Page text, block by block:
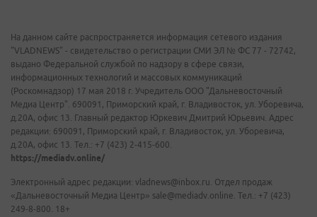
На данном сайте распространяется информация сетевого издания
"VLADNEWS" - свидетельство о регистрации СМИ ЭЛ № ФС 77 - 72742,
выдано Федеральной службой по надзору в сфере связи,
информационных технологий и массовых коммуникаций
(Роскомнадзор) 17 мая 2018 г. Учредитель ООО "Дальневосточный
Медиа Центр". 690091, Приморский край, г. Владивосток, ул. Уборевича,
д.20А, офис 13. Главный редактор Юркевич Дмитрий Юрьевич. Адрес
редакции: 690091, Приморский край, г. Владивосток, ул. Уборевича,
д.20А, офис 13. Тел.: +7 (423) 2-415-600.
https://mediadv.online/
Электронный адрес редакции: vladnews@inbox.ru. Отдел продаж
«Дальневосточный Медиа Центр» sale@mediadv.online. Тел.: +7 (423)
249-8-800. 18+